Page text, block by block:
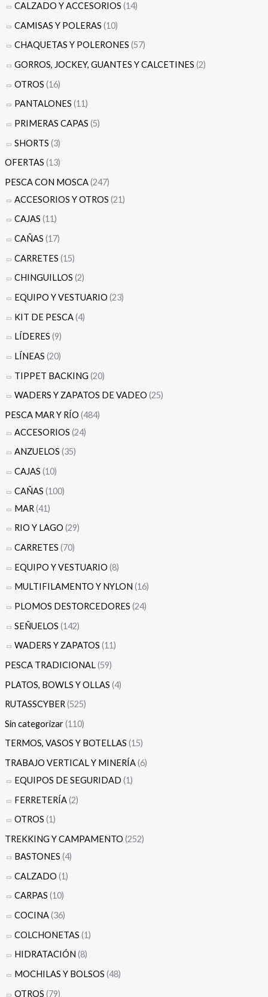
CALZADO Y ACCESORIOS (14)
CAMISAS Y POLERAS (10)
CHAQUETAS Y POLERONES (57)
GORROS, JOCKEY, GUANTES Y CALCETINES (2)
OTROS (16)
PANTALONES (11)
PRIMERAS CAPAS (5)
SHORTS (3)
OFERTAS (13)
PESCA CON MOSCA(247)
ACCESORIOS Y OTROS (21)
CAJAS (11)
CAÑAS (17)
CARRETES (15)
CHINGUILLOS (2)
EQUIPO Y VESTUARIO (23)
KIT DE PESCA(4)
LÍDERES (9)
LÍNEAS (20)
TIPPET BACKING (20)
WADERS Y ZAPATOS DE VADEO (25)
PESCA MAR Y RÍO (484)
ACCESORIOS (24)
ANZUELOS (35)
CAJAS (10)
CAÑAS (100)
MAR(41)
RIO Y LAGO (29)
CARRETES (70)
EQUIPO Y VESTUARIO (8)
MULTIFILAMENTO Y NYLON (16)
PLOMOS DESTORCEDORES (24)
SEÑUELOS (142)
WADERS Y ZAPATOS (11)
PESCA TRADICIONAL(59)
PLATOS, BOWLS Y OLLAS (4)
RUTASSCYBER(525)
Sin categorizar(110)
TERMOS, VASOS Y BOTELLAS (15)
TRABAJO VERTICAL Y MINERÍA(6)
EQUIPOS DE SEGURIDAD (1)
FERRETERÍA(2)
OTROS (1)
TREKKING Y CAMPAMENTO (252)
BASTONES (4)
CALZADO (1)
CARPAS (10)
COCINA(36)
COLCHONETAS (1)
HIDRATACIÓN (8)
MOCHILAS Y BOLSOS (48)
OTROS (79)